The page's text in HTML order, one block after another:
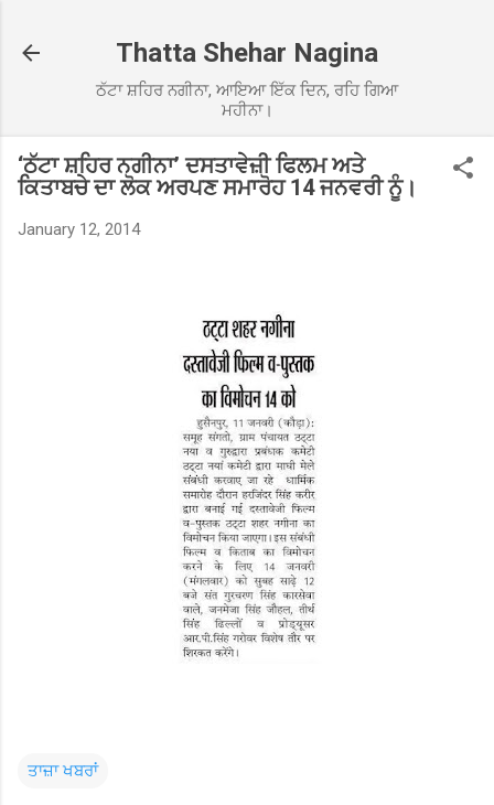
Thatta Shehar Nagina
ਠੱਟਾ ਸ਼ਹਿਰ ਨਗੀਨਾ, ਆਇਆ ਇੱਕ ਦਿਨ, ਰਹਿ ਗਿਆ
ਮਹੀਨਾ।
‘ਠੱਟਾ ਸ਼ਹਿਰ ਨਗੀਨਾ’ ਦਸਤਾਵੇਜ਼ੀ ਫਿਲਮ ਅਤੇ
ਕਿਤਾਬਚੇ ਦਾ ਲੋਕ ਅਰਪਣ ਸਮਾਰੋਹ 14 ਜਨਵਰੀ ਨੂੰ।
January 12, 2014
ਤਾਜ਼ਾ ਖਬਰਾਂ